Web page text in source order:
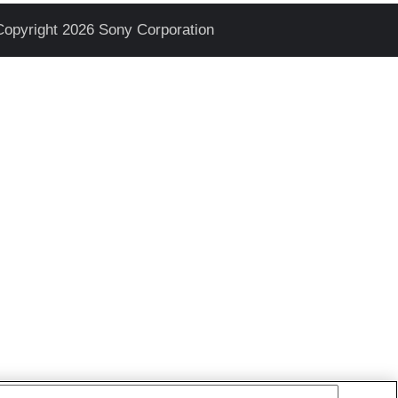
2026 Sony Corporation